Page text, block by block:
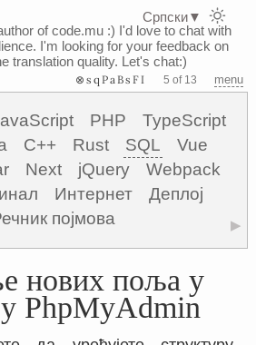
of code.mu :) I'd love to chat with
I'm looking for your feedback on
translation quality. Let's chat:)
⊗sqPaBsFI 5 of 13 menu
PHP
TypeScript
C++ Rust SQL
Vue
Next jQuery
Webpack
Интернет
Деплој
појмова
▶
нових поља у
PhpMyAdmin
Српски▼